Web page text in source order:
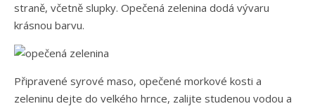
straně, včetně slupky. Opečená zelenina dodá vývaru
krásnou barvu.
Připravené syrové maso, opečené morkové kosti a
zeleninu dejte do velkého hrnce, zalijte studenou vodou a